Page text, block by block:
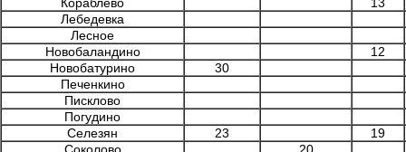
Кораблево
13
Лебедевка
Лесное
Новобаландино
12
Новобатурино
30
Печенкино
Писклово
Погудино
Селезян
23
19